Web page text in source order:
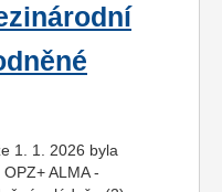
1. 1. 2026 byla
ALMA -